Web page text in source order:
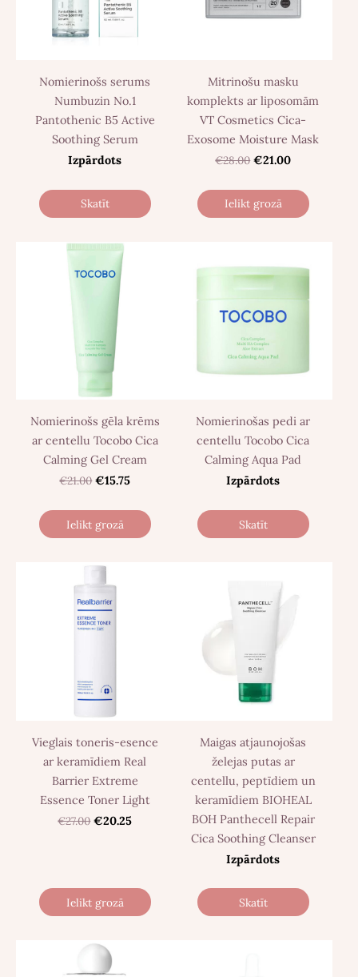
Nomierinošs serums
Numbuzin No.1
Pantothenic B5 Active
Soothing Serum
Izpārdots
Skatīt
Mitrinošu masku
komplekts ar liposomām
VT Cosmetics Cica-
Exosome Moisture Mask
€28.00 €21.00
Ielikt grozā
Nomierinošs gēla krēms
ar centellu Tocobo Cica
Calming Gel Cream
€21.00 €15.75
Ielikt grozā
Nomierinošas pedi ar
centellu Tocobo Cica
Calming Aqua Pad
Izpārdots
Skatīt
Vieglais toneris-esence
ar keramīdiem Real
Barrier Extreme
Essence Toner Light
€27.00 €20.25
Ielikt grozā
Maigas atjaunojošas
želejas putas ar
centellu, peptīdiem un
keramīdiem BIOHEAL
BOH Panthecell Repair
Cica Soothing Cleanser
Izpārdots
Skatīt